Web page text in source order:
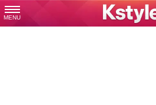
MENU